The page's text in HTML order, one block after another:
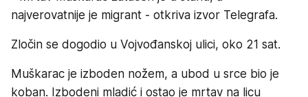
najverovatnije je migrant - otkriva izvor Telegrafa.
Zločin se dogodio u Vojvođanskoj ulici, oko 21 sat.
Muškarac je izboden nožem, a ubod u srce bio je
koban. Izbodeni mladić i ostao je mrtav na licu